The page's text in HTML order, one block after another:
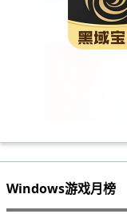
Windows游戏月榜